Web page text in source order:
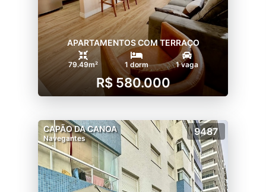
APARTAMENTOS COM TERRAÇO
79.49m² 1 dorm 1 vaga
R$ 580.000
CAPÃO DA CANOA
Navegantes
9487